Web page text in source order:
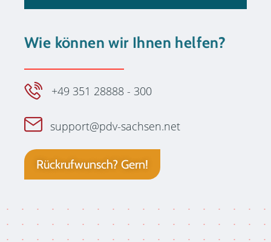
Wie können wir Ihnen helfen?
+49 351 28888 - 300
support@pdv-sachsen.net
Rückrufwunsch? Gern!